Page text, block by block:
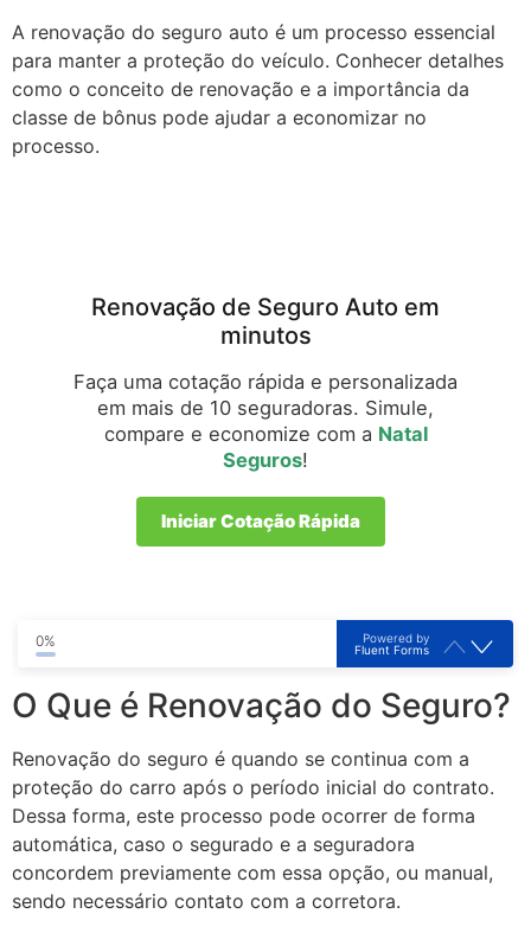
A renovação do seguro auto é um processo essencial
para manter a proteção do veículo. Conhecer detalhes
como o conceito de renovação e a importância da
classe de bônus pode ajudar a economizar no
processo.
Renovação de Seguro Auto em
minutos
Faça uma cotação rápida e personalizada
em mais de 10 seguradoras. Simule,
compare e economize com a Natal
Seguros!
Iniciar Cotação Rápida
0%
Powered by
Fluent Forms
O Que é Renovação do Seguro?
Renovação do seguro é quando se continua com a
proteção do carro após o período inicial do contrato.
Dessa forma, este processo pode ocorrer de forma
automática, caso o segurado e a seguradora
concordem previamente com essa opção, ou manual,
sendo necessário contato com a corretora.